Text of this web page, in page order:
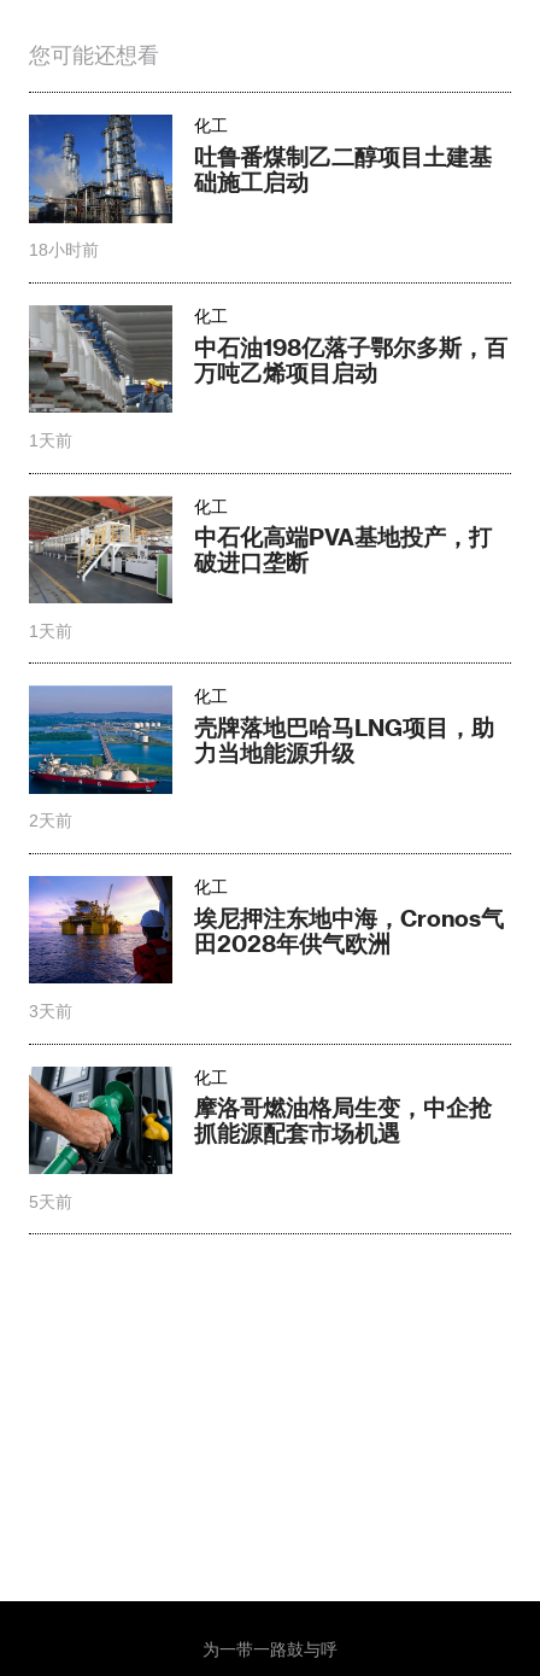
您可能还想看
化工
吐鲁番煤制乙二醇项目土建基
础施工启动
18小时前
化工
中石油198亿落子鄂尔多斯，百
万吨乙烯项目启动
1天前
化工
中石化高端PVA基地投产，打
破进口垄断
1天前
化工
壳牌落地巴哈马LNG项目，助
力当地能源升级​
2天前
化工
埃尼押注东地中海，Cronos气
田2028年供气欧洲
3天前
化工
摩洛哥燃油格局生变，中企抢
抓能源配套市场机遇
5天前
为一带一路鼓与呼